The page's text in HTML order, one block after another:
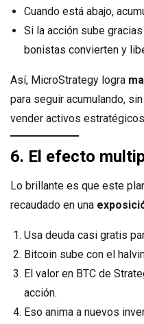
Cuando está abajo,
Si la acción sube
bonistas convierten y
Así, MicroStrategy logra
para seguir acumulando,
vender activos
6. El efecto
Lo brillante es que este
recaudado en una
Usa deuda casi gratis
Bitcoin sube con el
El valor en BTC de
acción.
Eso anima a nuevos